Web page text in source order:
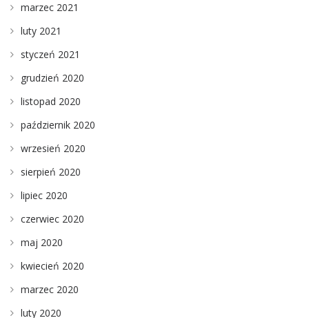
marzec 2021
luty 2021
styczeń 2021
grudzień 2020
listopad 2020
październik 2020
wrzesień 2020
sierpień 2020
lipiec 2020
czerwiec 2020
maj 2020
kwiecień 2020
marzec 2020
luty 2020